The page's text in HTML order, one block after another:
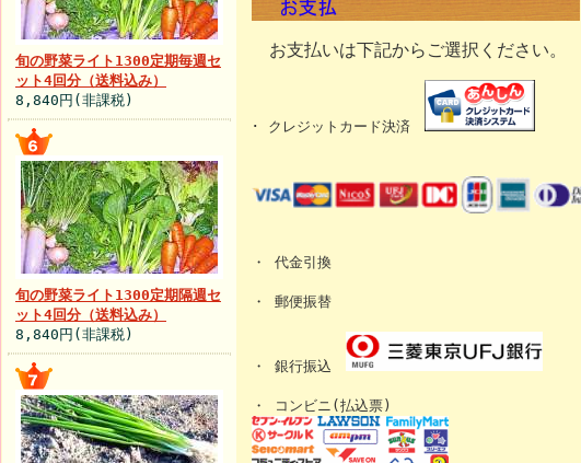
旬の野菜ライト1300定期毎週セ
ット4回分（送料込み）
8,840円(非課税)
旬の野菜ライト1300定期隔週セ
ット4回分（送料込み）
8,840円(非課税)
お支払いは下記からご選択ください。
･ クレジットカード決済
・ 代金引換
・ 郵便振替
・ 銀行振込
・ コンビニ(払込票)